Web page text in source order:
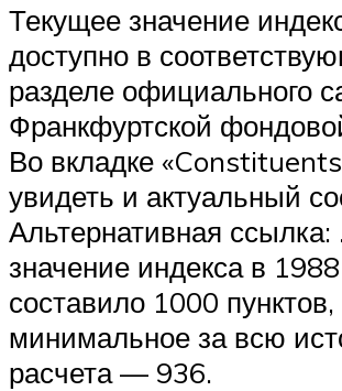
Текущее значение
доступно в
разделе официального
Франкфуртской
Во вкладке
увидеть и актуальный
Альтернативная ссылка:
значение индекса в 1988
составило 1000 пунктов,
минимальное за всю
расчета — 936.